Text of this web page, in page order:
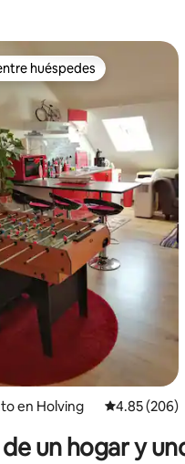
5; 130 evaluaciones
en Favorito entre huéspedes
huéspedes
en Holving Calificación
4.85 (206)
un hogar y